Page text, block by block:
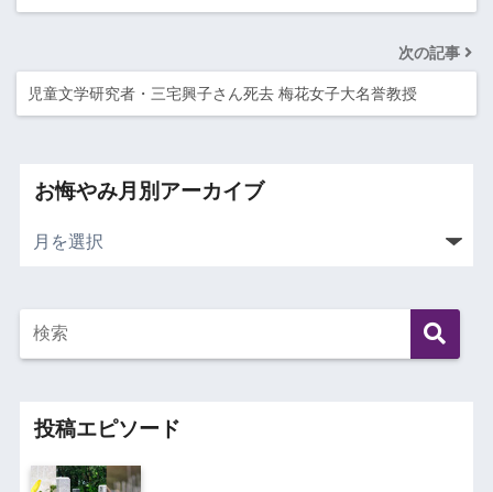
次の記事
児童文学研究者・三宅興子さん死去 梅花女子大名誉教授
お悔やみ月別アーカイブ
投稿エピソード